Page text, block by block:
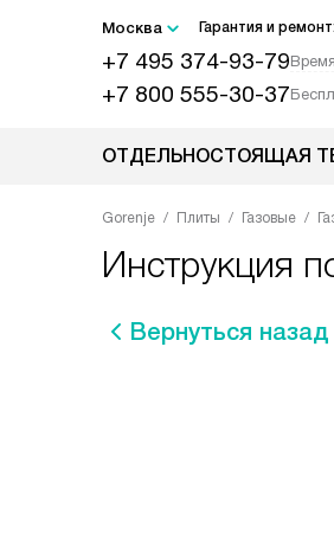
Москва Гарантия и
+7 495 374-93-79
+7 800 555-30-37
ОТДЕЛЬНОСТОЯЩАЯ
Gorenje Плиты Газовые
Инструкция
Вернуться назад